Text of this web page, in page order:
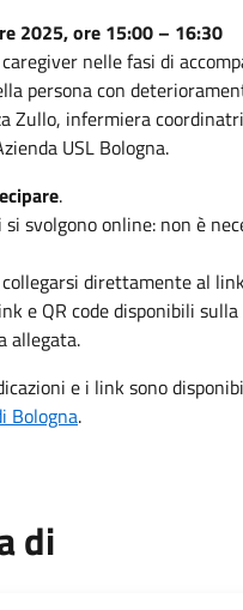
2025, ore 15:00 – 16:30
nelle fasi di
persona con
Zullo, infermiera
USL Bologna.
.
svolgono online: non è
collegarsi direttamente al
e QR code disponibili
allegata.
e i link sono
Bologna.
di